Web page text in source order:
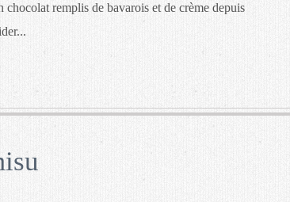
chocolat remplis de bavarois et de crème depuis